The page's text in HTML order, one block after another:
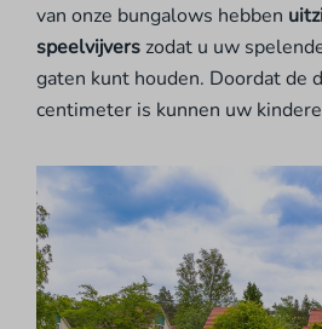
van onze bungalows hebben
speelvijvers zodat u uw
gaten kunt houden. Doordat de
centimeter is kunnen uw